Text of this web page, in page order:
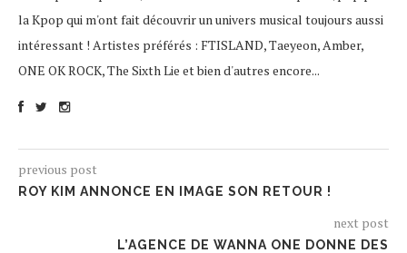
la Kpop qui m'ont fait découvrir un univers musical toujours aussi
intéressant ! Artistes préférés : FTISLAND, Taeyeon, Amber,
ONE OK ROCK, The Sixth Lie et bien d'autres encore...
previous post
ROY KIM ANNONCE EN IMAGE SON RETOUR !
next post
L’AGENCE DE WANNA ONE DONNE DES